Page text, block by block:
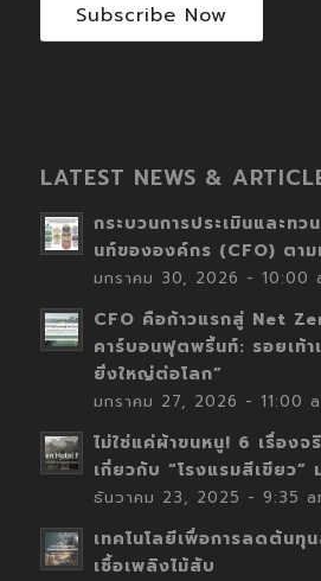
Subscribe Now
LATEST NEWS &
กระบวนการประเมินและท
นท์ขององค์กร (CFO) ตาม
มกราคม 30, 2026 - 10:00
CFO คือก้าวแรกสู่ Net
คาร์บอนฟุตพริ้นท์: รอยเท้
ยิ่งใหญ่ต่อโลก”
มกราคม 27, 2026 - 11:00
ไม่ใช่แค่ผ้าขนหนู! 6 เรื่องจ
เกี่ยวกับ “โรงแรมสีเขียว”
ธันวาคม 23, 2025 - 9:35
เทคโนโลยีเพื่อการลดต้นทุ
เชื้อเพลิงไม้สับ